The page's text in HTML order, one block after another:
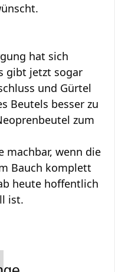
hat sich
gibt jetzt sogar
und Gürtel
Beutels besser zu
zum
machbar, wenn die
Bauch komplett
heute hoffentlich
ist.